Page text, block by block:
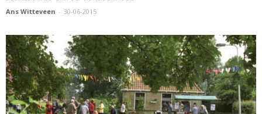
Ans Witteveen - 30-06-2015